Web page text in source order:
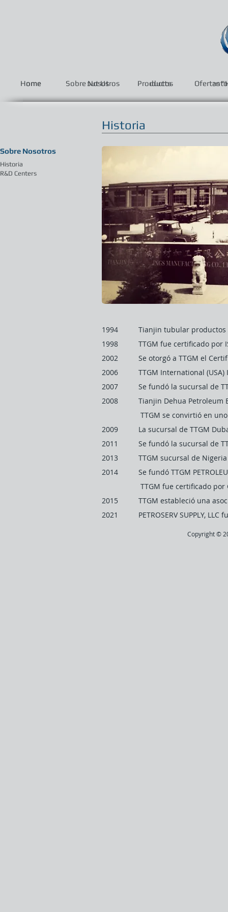
Home About Us Products
Sobre Nosotros
Historia
R&D Centers
Historia
1994 Tianjin tubular productos de
1998 TTGM fue certificado por
2002 Se otorgó a TTGM el
2006 TTGM International (USA)
2007 Se fundó la sucursal de
2008 Tianjin Dehua Petroleum
TTGM se convirtió en uno de
2009 La sucursal de TTGM
2011 Se fundó la sucursal de
2013 TTGM sucursal de Nigeria
2014 Se fundó TTGM
TTGM fue certificado por Cal
2015 TTGM estableció una
2021 PETROSERV SUPPLY, LLC
Home Sobre Nosotros Productos Ofertas
Copyright ©